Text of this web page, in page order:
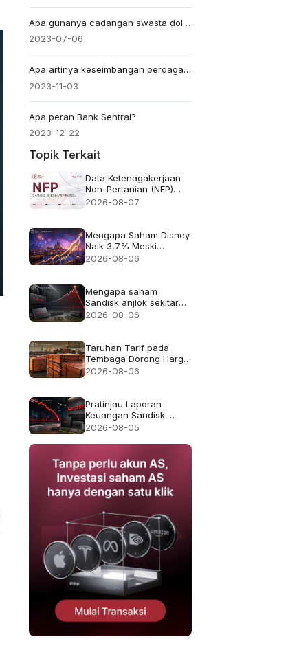
Apa gunanya cadangan swasta dolar AS?
2023-07-06
Apa artinya keseimbangan perdagangan?
2023-11-03
Apa peran Bank Sentral?
2023-12-22
Topik Terkait
Data Ketenagakerjaan
Non-Pertanian (NFP)
untuk Juli 2026 -
2026-08-07
Mengapa Saham Disney
Naik 3,7% Meski
Pendapatan Meleset
2026-08-06
Mengapa saham
Sandisk anjlok sekitar
13% meskipun
2026-08-06
Taruhan Tarif pada
Tembaga Dorong Harga
Tembaga ke Rekor
2026-08-06
Pratinjau Laporan
Keuangan Sandisk:
Apakah Pertumbuhan
pada Juli?
2026-08-05